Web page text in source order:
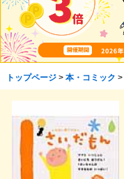
トップページ> 本・コミック >